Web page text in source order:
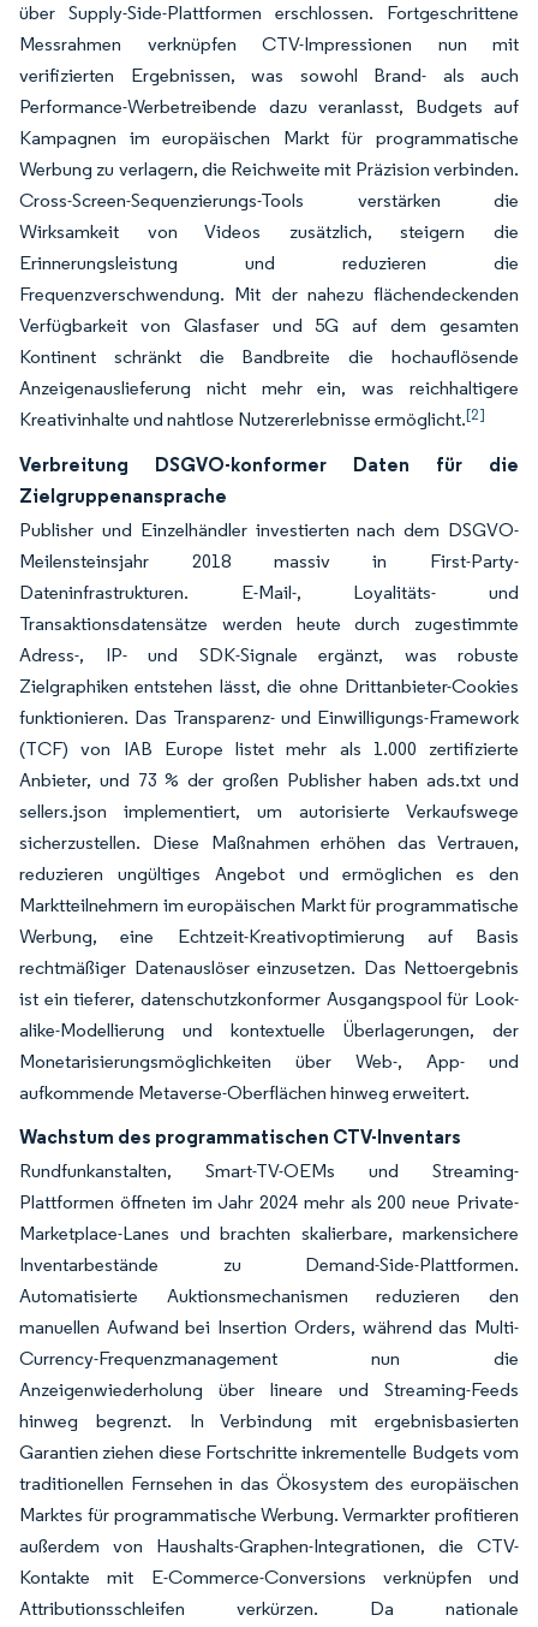
über Supply-Side-Plattformen erschlossen. Fortgeschrittene
Messrahmen verknüpfen CTV-Impressionen nun mit
verifizierten Ergebnissen, was sowohl Brand- als auch
Performance-Werbetreibende dazu veranlasst, Budgets auf
Kampagnen im europäischen Markt für programmatische
Werbung zu verlagern, die Reichweite mit Präzision verbinden.
Cross-Screen-Sequenzierungs-Tools verstärken die
Wirksamkeit von Videos zusätzlich, steigern die
Erinnerungsleistung und reduzieren die
Frequenzverschwendung. Mit der nahezu flächendeckenden
Verfügbarkeit von Glasfaser und 5G auf dem gesamten
Kontinent schränkt die Bandbreite die hochauflösende
Anzeigenauslieferung nicht mehr ein, was reichhaltigere
Kreativinhalte und nahtlose Nutzererlebnisse ermöglicht.[2]
Verbreitung DSGVO-konformer Daten für die
Zielgruppenansprache
Publisher und Einzelhändler investierten nach dem DSGVO-
Meilensteinsjahr 2018 massiv in First-Party-
Dateninfrastrukturen. E-Mail-, Loyalitäts- und
Transaktionsdatensätze werden heute durch zugestimmte
Adress-, IP- und SDK-Signale ergänzt, was robuste
Zielgraphiken entstehen lässt, die ohne Drittanbieter-Cookies
funktionieren. Das Transparenz- und Einwilligungs-Framework
(TCF) von IAB Europe listet mehr als 1.000 zertifizierte
Anbieter, und 73 % der großen Publisher haben ads.txt und
sellers.json implementiert, um autorisierte Verkaufswege
sicherzustellen. Diese Maßnahmen erhöhen das Vertrauen,
reduzieren ungültiges Angebot und ermöglichen es den
Marktteilnehmern im europäischen Markt für programmatische
Werbung, eine Echtzeit-Kreativoptimierung auf Basis
rechtmäßiger Datenauslöser einzusetzen. Das Nettoergebnis
ist ein tieferer, datenschutzkonformer Ausgangspool für Look-
alike-Modellierung und kontextuelle Überlagerungen, der
Monetarisierungsmöglichkeiten über Web-, App- und
aufkommende Metaverse-Oberflächen hinweg erweitert.
Wachstum des programmatischen CTV-Inventars
Rundfunkanstalten, Smart-TV-OEMs und Streaming-
Plattformen öffneten im Jahr 2024 mehr als 200 neue Private-
Marketplace-Lanes und brachten skalierbare, markensichere
Inventarbestände zu Demand-Side-Plattformen.
Automatisierte Auktionsmechanismen reduzieren den
manuellen Aufwand bei Insertion Orders, während das Multi-
Currency-Frequenzmanagement nun die
Anzeigenwiederholung über lineare und Streaming-Feeds
hinweg begrenzt. In Verbindung mit ergebnisbasierten
Garantien ziehen diese Fortschritte inkrementelle Budgets vom
traditionellen Fernsehen in das Ökosystem des europäischen
Marktes für programmatische Werbung. Vermarkter profitieren
außerdem von Haushalts-Graphen-Integrationen, die CTV-
Kontakte mit E-Commerce-Conversions verknüpfen und
Attributionsschleifen verkürzen. Da nationale